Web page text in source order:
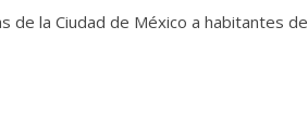
de la Ciudad de México a habitantes de